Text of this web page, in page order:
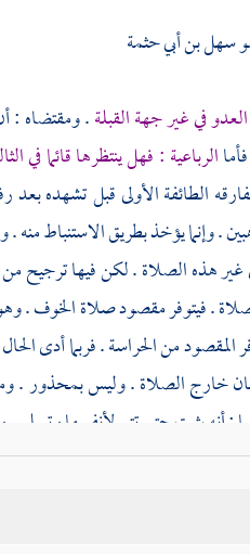
سهل بن أبي حثمة
في غير جهة القبلة. ومقتضاه : أن
الرباعية : فهل ينتظرها قائما في
الطائفة الأولى قبل تشهده
. وإنما يؤخذ بطريق الاستنباط منه
غير هذه الصلاة . لكن فيها ترجيح
. فيتوفر مقصود صلاة الخوف .
المقصود من الحراسة . فربما أدى
الصلاة . وليس بمحذور .
: أنه يثبت حتى تتم لأنفسها وتسلم .
بعد سلامه .